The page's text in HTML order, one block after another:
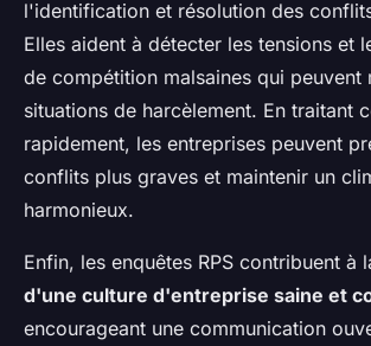
l'identification et résolution des
Elles aident à détecter les tensions et
de compétition malsaines qui peuvent
situations de harcèlement. En traitant
rapidement, les entreprises peuvent
conflits plus graves et maintenir un
harmonieux.
Enfin, les enquêtes RPS contribuent à
d'une culture d'entreprise saine et
encourageant une communication